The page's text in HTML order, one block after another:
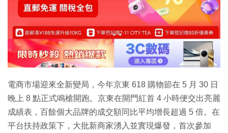
電商市場迎來全新變局，今年京東 618 購物節在 5 月 30 日
晚上 8 點正式鳴槍開跑。京東在開門紅首 4 小時便交出亮麗
成績表，百餘個大品牌的成交額同比平均增長超過 5 倍。在
平台扶持政策下，大批新商家湧入並實現爆發，首次參加